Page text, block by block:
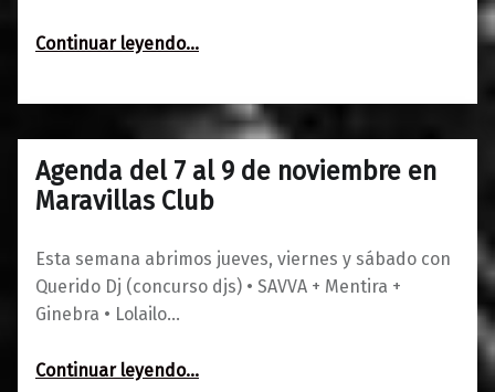
Continuar leyendo“Agenda del 14 al 16 de noviembre en Maravillas Club”
…
Agenda del 7 al 9 de noviembre en
Maravillas Club
Esta semana abrimos jueves, viernes y sábado con
Querido Dj (concurso djs) • SAVVA + Mentira +
Ginebra • Lolailo…
Continuar leyendo“Agenda del 7 al 9 de noviembre en Maravillas Club”
…
06/11/2019
0
Maravillas